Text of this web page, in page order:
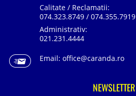
Calitate / Reclamatii:
074.323.8749 / 074.355.7919
Administrativ:
021.231.4444
Email: office@caranda.ro
NEWSLETTER